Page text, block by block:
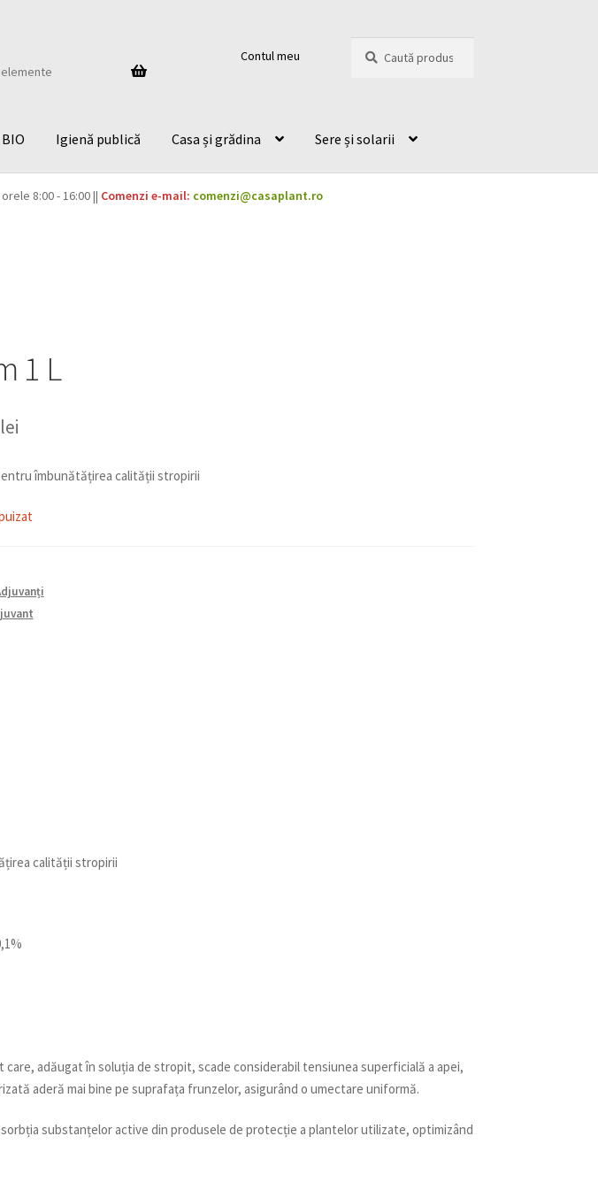
elemente
Contul meu
după:
Igienă publică Casa și grădina Sere și solarii
8:00 - 16:00 || Comenzi e-mail: comenzi@casaplant.ro
1 L
lei
îmbunătățirea calității stropirii
calității stropirii
adăugat în soluția de stropit, scade considerabil tensiunea superficială a apei,
aderă mai bine pe suprafața frunzelor, asigurând o umectare uniformă.
substanțelor active din produsele de protecție a plantelor utilizate, optimizând